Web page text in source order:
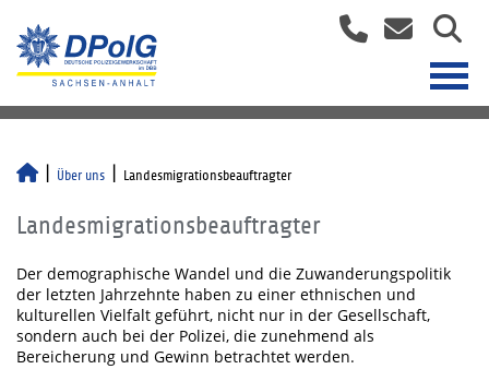
Über uns Landesmigrationsbeauftragter
Landesmigrationsbeauftragter
Der demographische Wandel und die Zuwanderungspolitik
der letzten Jahrzehnte haben zu einer ethnischen und
kulturellen Vielfalt geführt, nicht nur in der Gesellschaft,
sondern auch bei der Polizei, die zunehmend als
Bereicherung und Gewinn betrachtet werden.